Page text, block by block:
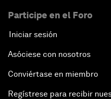
Participe en el Foro
Iniciar sesión
Asóciese con nosotros
Conviértase en miembro
Regístrese para recibir